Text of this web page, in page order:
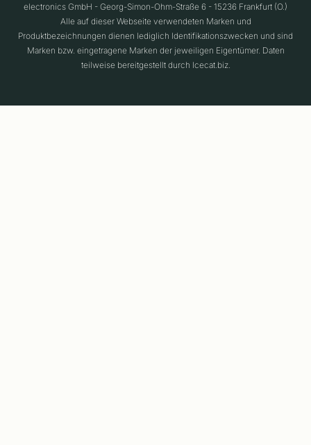
electronics GmbH - Georg-Simon-Ohm-Straße 6 - 15236 Frankfurt (O.)
Alle auf dieser Webseite verwendeten Marken und
Produktbezeichnungen dienen lediglich Identifikationszwecken und sind
Marken bzw. eingetragene Marken der jeweiligen Eigentümer. Daten
teilweise bereitgestellt durch Icecat.biz.